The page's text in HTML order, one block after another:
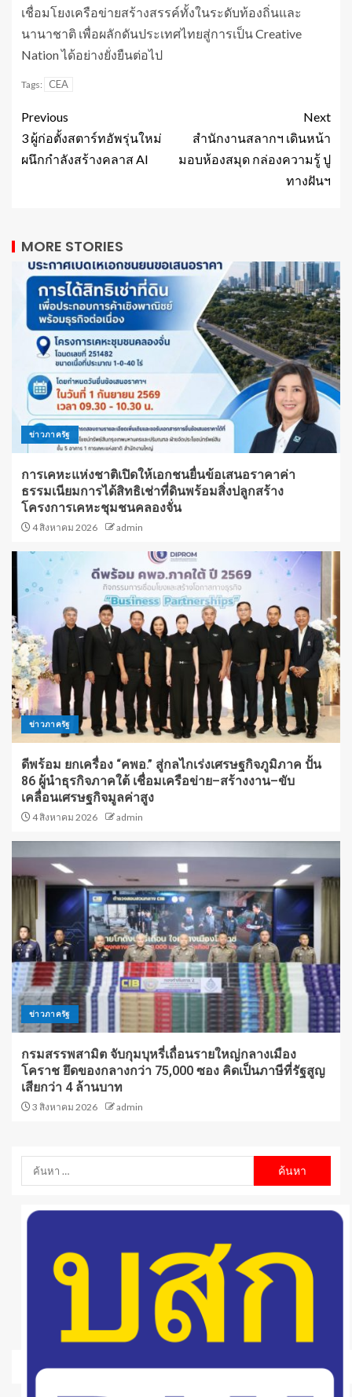
เชื่อมโยงเครือข่ายสร้างสรรค์ทั้งในระดับท้องถิ่นและ
นานาชาติ เพื่อผลักดันประเทศไทยสู่การเป็น Creative
Nation ได้อย่างยั่งยืนต่อไป
Tags: CEA
Previous
3 ผู้ก่อตั้งสตาร์ทอัพรุ่นใหม่
ผนึกกำลังสร้างคลาส AI
Next
สำนักงานสลากฯ เดินหน้า
มอบห้องสมุด กล่องความรู้ ปู
ทางฝันฯ
MORE STORIES
ข่าวภาครัฐ
การเคหะแห่งชาติเปิดให้เอกชนยื่นข้อเสนอราคาค่า
ธรรมเนียมการได้สิทธิเช่าที่ดินพร้อมสิ่งปลูกสร้าง
โครงการเคหะชุมชนคลองจั่น
4 สิงหาคม 2026 admin
ข่าวภาครัฐ
ดีพร้อม ยกเครื่อง “คพอ.” สู่กลไกเร่งเศรษฐกิจภูมิภาค ปั้น
86 ผู้นำธุรกิจภาคใต้ เชื่อมเครือข่าย–สร้างงาน–ขับ
เคลื่อนเศรษฐกิจมูลค่าสูง
4 สิงหาคม 2026 admin
ข่าวภาครัฐ
กรมสรรพสามิต จับกุมบุหรี่เถื่อนรายใหญ่กลางเมือง
โคราช ยึดของกลางกว่า 75,000 ซอง คิดเป็นภาษีที่รัฐสูญ
เสียกว่า 4 ล้านบาท
3 สิงหาคม 2026 admin